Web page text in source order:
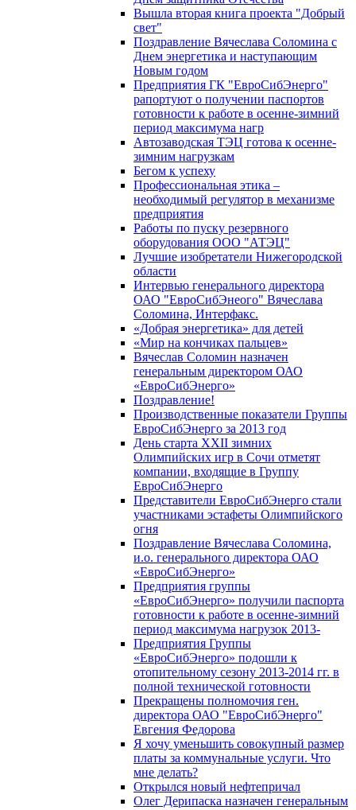
Вышла вторая книга проекта "Добрый
свет"
Поздравление Вячеслава Соломина с
Днем энергетика и наступающим
Новым годом
Предприятия ГК "ЕвроСибЭнерго"
рапортуют о получении паспортов
готовности к работе в осенне-зимний
период максимума нагр
Автозаводская ТЭЦ готова к осенне-
зимним нагрузкам
Бегом к успеху
Профессиональная этика –
необходимый регулятор в механизме
предприятия
Работы по пуску резервного
оборудования ООО "АТЭЦ"
Лучшие изобретатели Нижегородской
области
Интервью генерального директора
ОАО "ЕвроСибЭнеого" Вячеслава
Соломина, Интерфакс.
«Добрая энергетика» для детей
«Мир на кончиках пальцев»
Вячеслав Соломин назначен
генеральным директором ОАО
«ЕвроСибЭнерго»
Поздравление!
Производственные показатели Группы
ЕвроСибЭнерго за 2013 год
День старта XXII зимних
Олимпийских игр в Сочи отметят
компании, входящие в Группу
ЕвроСибЭнерго
Представители ЕвроСибЭнерго стали
участниками эстафеты Олимпийского
огня
Поздравление Вячеслава Соломина,
и.о. генерального директора ОАО
«ЕвроСибЭнерго»
Предприятия группы
«ЕвроСибЭнерго» получили паспорта
готовности к работе в осенне-зимний
период максимума нагрузок 2013-
Предприятия Группы
«ЕвроСибЭнерго» подошли к
отопительному сезону 2013-2014 гг. в
полной технической готовности
Прекращены полномочия ген.
директора ОАО "ЕвроСибЭнерго"
Евгения Федорова
Я хочу уменьшить совокупный размер
платы за коммунальные услуги. Что
мне делать?
Открылся новый нефтепричал
Олег Дерипаска назначен генеральным